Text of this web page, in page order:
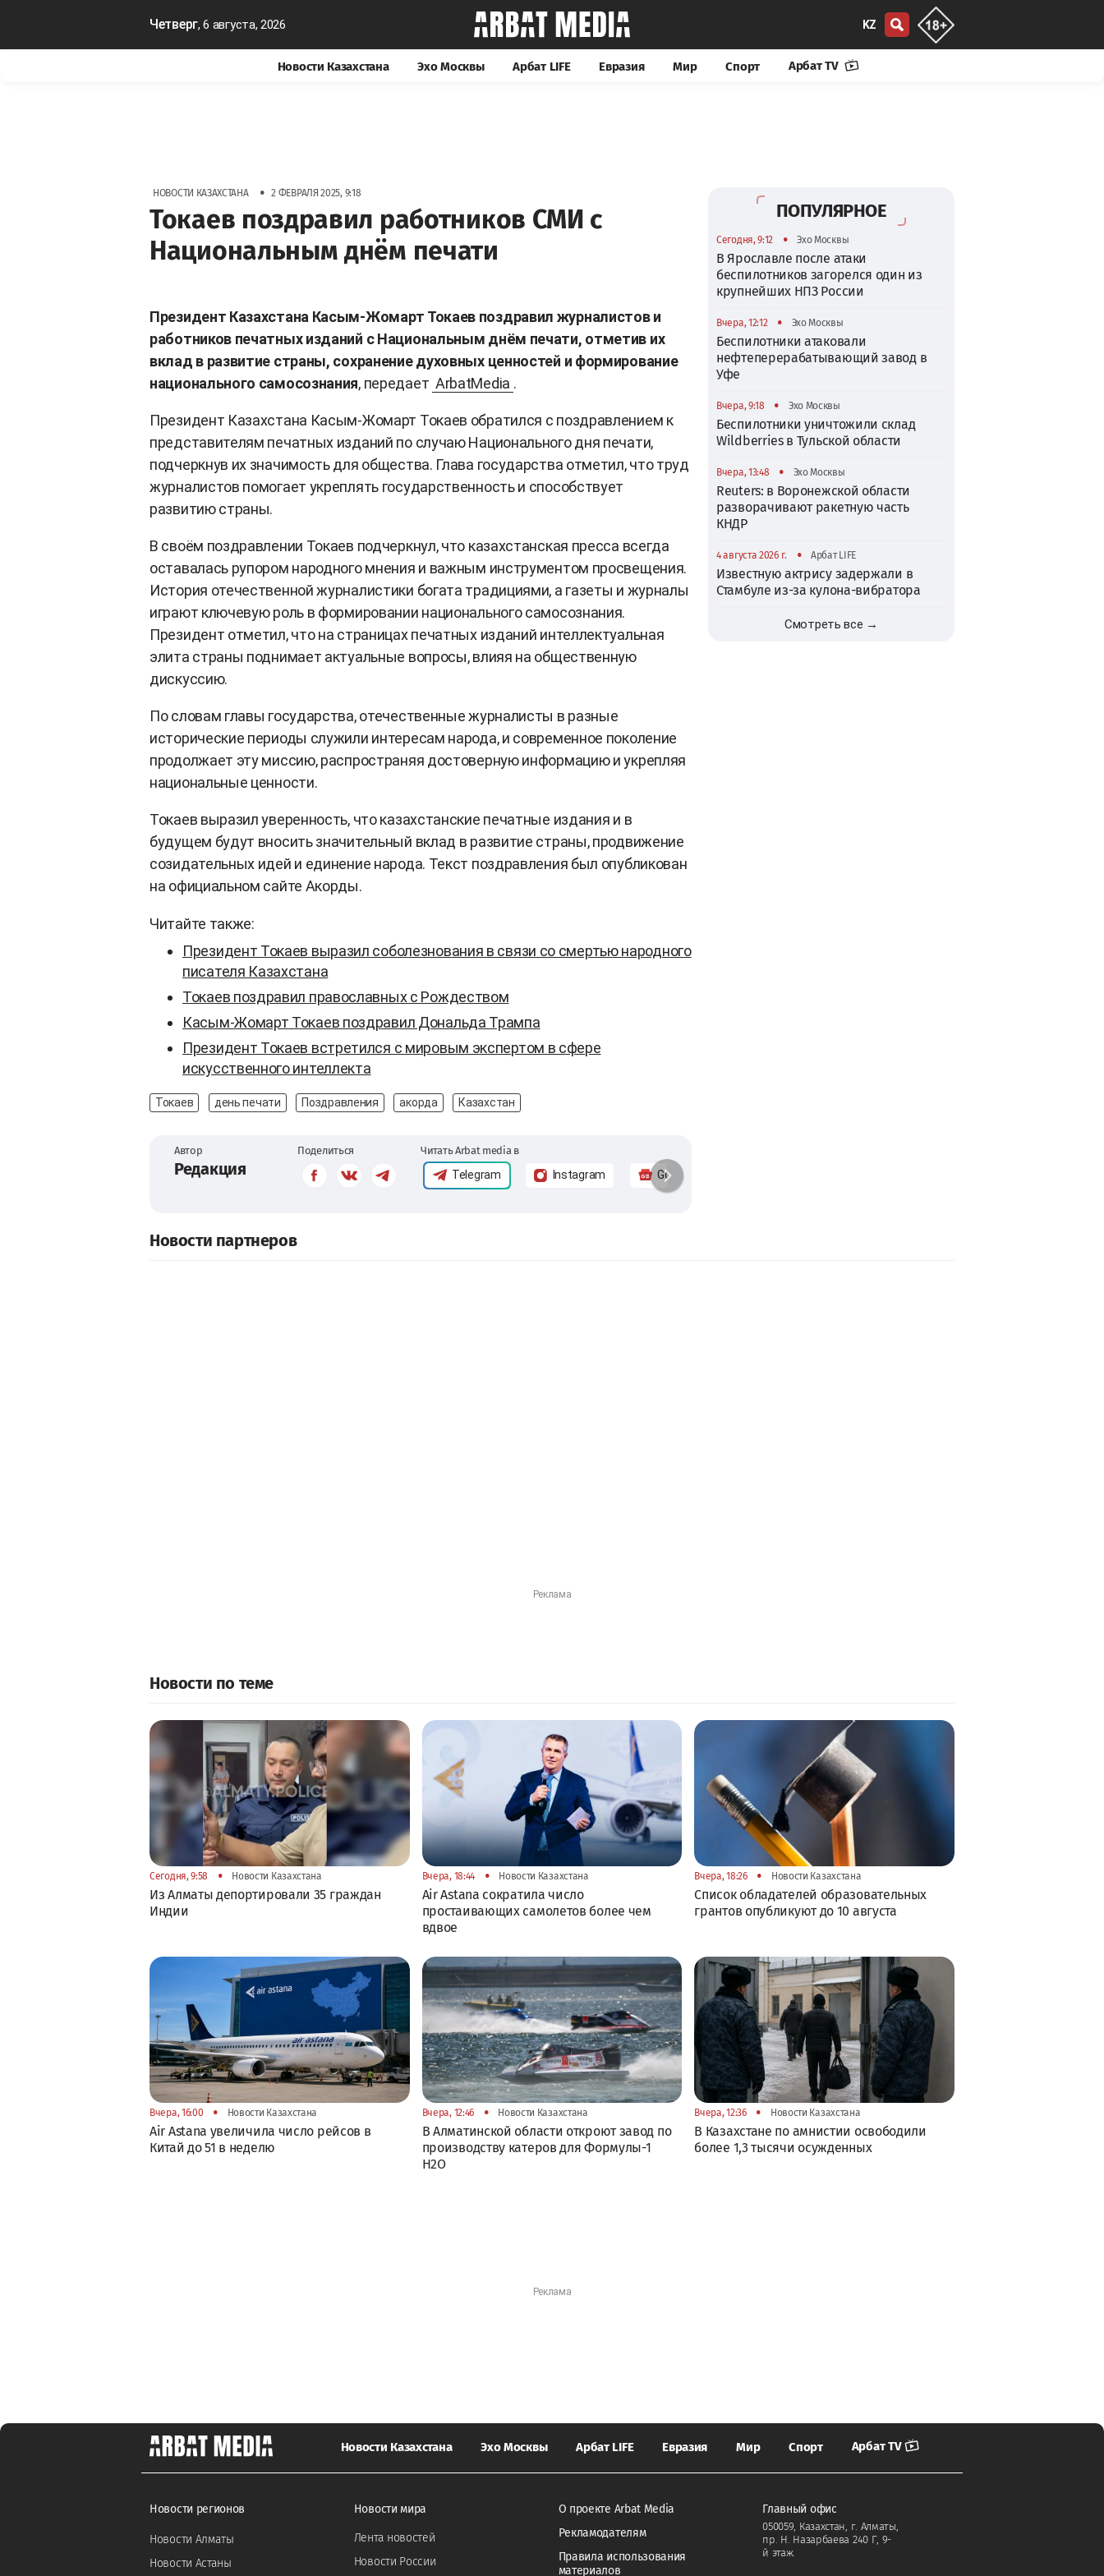
Четверг, 6 августа, 2026 KZ
Новости Казахстана Эхо Москвы Арбат LIFE Евразия Мир Спорт Арбат TV
НОВОСТИ КАЗАХСТАНА • 2 ФЕВРАЛЯ 2025, 9:18
Токаев поздравил работников СМИ с
Национальным днём печати
Президент Казахстана Касым-Жомарт Токаев поздравил журналистов и
работников печатных изданий с Национальным днём печати, отметив их
вклад в развитие страны, сохранение духовных ценностей и формирование
национального самосознания, передает ArbatMedia .
Президент Казахстана Касым-Жомарт Токаев обратился с поздравлением к
представителям печатных изданий по случаю Национального дня печати,
подчеркнув их значимость для общества. Глава государства отметил, что труд
журналистов помогает укреплять государственность и способствует
развитию страны.
В своём поздравлении Токаев подчеркнул, что казахстанская пресса всегда
оставалась рупором народного мнения и важным инструментом просвещения.
История отечественной журналистики богата традициями, а газеты и журналы
играют ключевую роль в формировании национального самосознания.
Президент отметил, что на страницах печатных изданий интеллектуальная
элита страны поднимает актуальные вопросы, влияя на общественную
дискуссию.
По словам главы государства, отечественные журналисты в разные
исторические периоды служили интересам народа, и современное поколение
продолжает эту миссию, распространяя достоверную информацию и укрепляя
национальные ценности.
Токаев выразил уверенность, что казахстанские печатные издания и в
будущем будут вносить значительный вклад в развитие страны, продвижение
созидательных идей и единение народа. Текст поздравления был опубликован
на официальном сайте Акорды.
Читайте также:
Президент Токаев выразил соболезнования в связи со смертью народного
писателя Казахстана
Токаев поздравил православных с Рождеством
Касым-Жомарт Токаев поздравил Дональда Трампа
Президент Токаев встретился с мировым экспертом в сфере
искусственного интеллекта
Токаев день печати Поздравления акорда Казахстан
Автор
Редакция
Поделиться Читать Arbat media в
Telegram Instagram Google News
ПОПУЛЯРНОЕ
Сегодня, 9:12 • Эхо Москвы
В Ярославле после атаки
беспилотников загорелся один из
крупнейших НПЗ России
Вчера, 12:12 • Эхо Москвы
Беспилотники атаковали
нефтеперерабатывающий завод в
Уфе
Вчера, 9:18 • Эхо Москвы
Беспилотники уничтожили склад
Wildberries в Тульской области
Вчера, 13:48 • Эхо Москвы
Reuters: в Воронежской области
разворачивают ракетную часть
КНДР
4 августа 2026 г. • Арбат LIFE
Известную актрису задержали в
Стамбуле из-за кулона-вибратора
Смотреть все →
Новости партнеров
Новости по теме
Сегодня, 9:58 • Новости Казахстана
Из Алматы депортировали 35 граждан
Индии
Вчера, 18:44 • Новости Казахстана
Air Astana сократила число
простаивающих самолетов более чем
вдвое
Вчера, 18:26 • Новости Казахстана
Список обладателей образовательных
грантов опубликуют до 10 августа
Вчера, 16:00 • Новости Казахстана
Air Astana увеличила число рейсов в
Китай до 51 в неделю
Вчера, 12:46 • Новости Казахстана
В Алматинской области откроют завод по
производству катеров для Формулы-1
H2O
Вчера, 12:36 • Новости Казахстана
В Казахстане по амнистии освободили
более 1,3 тысячи осужденных
Новости Казахстана Эхо Москвы Арбат LIFE Евразия Мир Спорт Арбат TV
Новости регионов
Новости Алматы
Новости Астаны
Новости мира
Лента новостей
Новости России
О проекте Arbat Media
Рекламодателям
Правила использования
материалов
Главный офис
050059, Казахстан, г. Алматы,
пр. Н. Назарбаева 240 Г, 9-
й этаж.